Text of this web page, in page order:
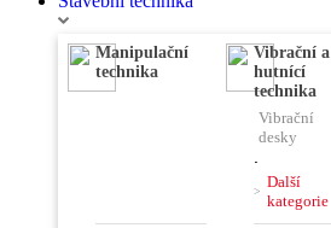
Manipulační
technika
Vibrační a
hutnící
technika
Vibrační
desky
,
Vibrační
pěchy
Další
kategorie